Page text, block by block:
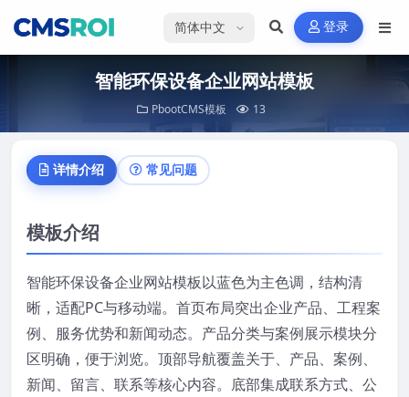
选择语言 登录
智能环保设备企业网站模板
PbootCMS模板 13
详情介绍 常见问题
模板介绍
智能环保设备企业网站模板以蓝色为主色调，结构清
晰，适配PC与移动端。首页布局突出企业产品、工程案
例、服务优势和新闻动态。产品分类与案例展示模块分
区明确，便于浏览。顶部导航覆盖关于、产品、案例、
新闻、留言、联系等核心内容。底部集成联系方式、公